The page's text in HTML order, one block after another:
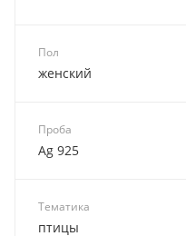
Пол
женский
Проба
Ag 925
Тематика
птицы